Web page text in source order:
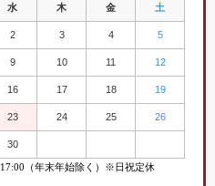
水 木 金 土
2 3 4 5
9 10 11 12
16 17 18 19
23 24 25 26
30
17:00（年末年始除く）※日祝定休